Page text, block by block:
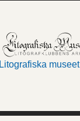
Litografiska museet